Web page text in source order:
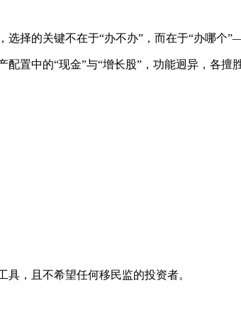
择的关键不在于“办不办”，而在于“办哪
置中的“现金”与“增长股”，功能迥异，各擅
，且不希望任何移民监的投资者。